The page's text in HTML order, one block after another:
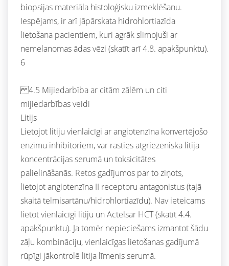
biopsijas materiāla histoloģisku izmeklēšanu.
Iespējams, ir arī jāpārskata hidrohlortiazīda
lietošana pacientiem, kuri agrāk slimojuši ar
nemelanomas ādas vēzi (skatīt arī 4.8. apakšpunktu).
6
4.5 Mijiedarbība ar citām zālēm un citi
mijiedarbības veidi
Litijs
Lietojot litiju vienlaicīgi ar angiotenzīna konvertējošo
enzīmu inhibitoriem, var rasties atgriezeniska litija
koncentrācijas serumā un toksicitātes
palielināšanās. Retos gadījumos par to ziņots,
lietojot angiotenzīna II receptoru antagonistus (tajā
skaitā telmisartānu/hidrohlortiazīdu). Nav ieteicams
lietot vienlaicīgi litiju un Actelsar HCT (skatīt 4.4.
apakšpunktu). Ja tomēr nepieciešams izmantot šādu
zāļu kombināciju, vienlaicīgas lietošanas gadījumā
rūpīgi jākontrolē litija līmenis serumā.